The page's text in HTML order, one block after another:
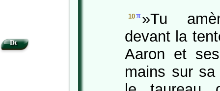
10π »Tu
devant la
Aaron et
mains sur
Dt